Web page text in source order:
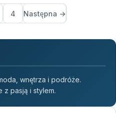
4 Następna →
wnętrza i podróże.
z pasją i stylem.